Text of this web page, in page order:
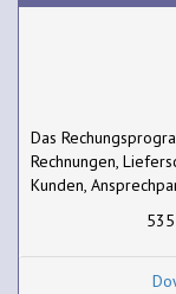
Das
Rechnungen,
Kunden,